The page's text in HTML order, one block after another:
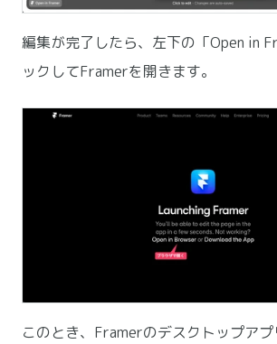
編集が完了したら、左下の「Open in
ックしてFramerを開きます。
このとき、Framerのデスクトップア